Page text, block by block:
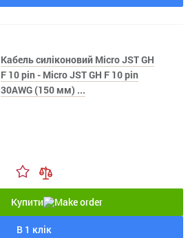
Кабель силіконовий Micro JST GH
F 10 pin - Micro JST GH F 10 pin
30AWG (150 мм) ...
Купити
В 1 клік